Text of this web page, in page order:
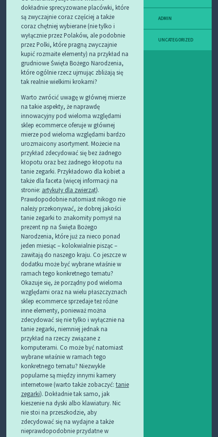
dokładnie sprecyzowane placówki, które
są zwyczajnie coraz częściej a także
coraz chętniej wybierane (nie tylko i
wyłącznie przez Polaków, ale podobnie
przez Polki, które pragną zwyczajnie
kupić rozmaite elementy) na przykład na
grudniowe Święta Bożego Narodzenia,
które ogólnie rzecz ujmując zbliżają się
tak realnie wielkimi krokami?
Warto zwrócić uwagę w głównej mierze
na takie aspekty, że naprawdę
innowacyjny pod wieloma względami
sklep ecommerce oferuje w głównej
mierze pod wieloma względami bardzo
urozmaicony asortyment. Możecie na
przykład zdecydować się bez żadnego
kłopotu oraz bez żadnego kłopotu na
tanie zegarki. Przykładowo dla kobiet a
także dla faceta (więcej informacji na
stronie: artykuły dla zwierząt).
Prawdopodobnie natomiast nikogo nie
należy przekonywać, że dobrej jakości
tanie zegarki to znakomity pomysł na
prezent np na Święta Bożego
Narodzenia, które już za nieco ponad
jeden miesiąc – kolokwialnie pisząc –
zawitają do naszego kraju. Co jeszcze w
dodatku może być wybrane właśnie w
ramach tego konkretnego tematu?
Okazuje się, że porządny pod wieloma
względami oraz na wielu płaszczyznach
sklep ecommerce sprzedaje też różne
inne elementy, ponieważ można
zdecydować się nie tylko i wyłącznie na
tanie zegarki, niemniej jednak na
przykład na rzeczy związane z
komputerami. Co może być natomiast
wybrane właśnie w ramach tego
konkretnego tematu? Niezwykle
popularne są między innymi kamery
internetowe (warto także zobaczyć: tanie
zegarki). Dokładnie tak samo, jak
kieszenie na dyski albo klawiatury. Nic
nie stoi na przeszkodzie, aby
zdecydować się na wydajne a także
nieprawdopodobnie przydatne w
ADMIN
UNCATEGORIZED